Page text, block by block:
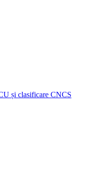
și clasificare CNCS